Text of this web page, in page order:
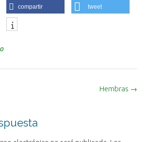
compartir tweet
Hembras →